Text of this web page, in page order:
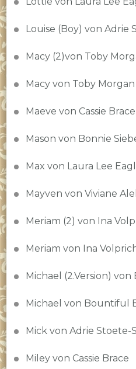
Louise (Boy) von Adrie
Macy (2)von Toby
Macy von Toby
Maeve von Cassie Brace
Mason von Bonnie
Max von Laura Lee
Mayven von Viviane
Meriam (2) von Ina
Meriam von Ina
Michael (2.Version)
Michael von Bountiful
Mick von Adrie Stoete-
Miley von Cassie Brace